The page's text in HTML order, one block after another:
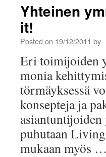
Yhteinen
it!
Posted on 19/12/2011 by
Eri toimijoiden
monia
törmäyksessä
konsepteja ja
asiantuntijoiden
puhutaan
mukaan myös …